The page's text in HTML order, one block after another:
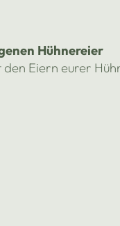
Hühnereier
Eiern eurer